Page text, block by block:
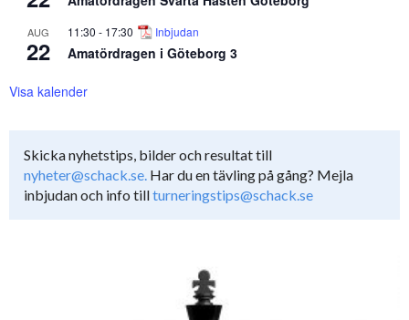
AUG
22
11:30 - 17:30 Inbjudan
Amatördragen i Göteborg 3
Visa kalender
Skicka nyhetstips, bilder och resultat till
nyheter@schack.se. Har du en tävling på gång? Mejla
inbjudan och info tillturneringstips@schack.se